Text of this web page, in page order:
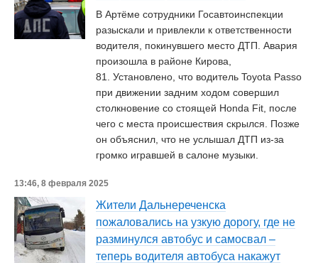
В Артёме сотрудники Госавтоинспекции
разыскали и привлекли к ответственности
водителя, покинувшего место ДТП. Авария
произошла в районе Кирова,
81. Установлено, что водитель Toyota Passo
при движении задним ходом совершил
столкновение со стоящей Honda Fit, после
чего с места происшествия скрылся. Позже
он объяснил, что не услышал ДТП из-за
громко игравшей в салоне музыки.
13:46, 8 февраля 2025
Жители Дальнереченска
пожаловались на узкую дорогу, где не
разминулся автобус и самосвал –
теперь водителя автобуса накажут